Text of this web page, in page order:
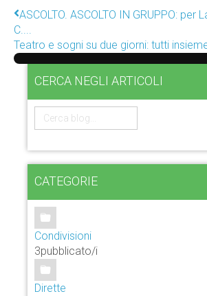
ASCOLTO. ASCOLTO IN GRUPPO: per
C....
Teatro e sogni su due giorni: tutti
CERCA NEGLI ARTICOLI
CATEGORIE
Condivisioni
3pubblicato/i
Dirette